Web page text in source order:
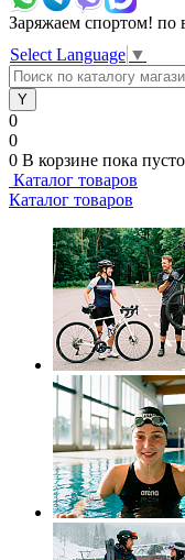
Заряжаем спортом! по
Select Language ▼
0
0
0 В корзине пока пусто
Каталог товаров
Каталог товаров